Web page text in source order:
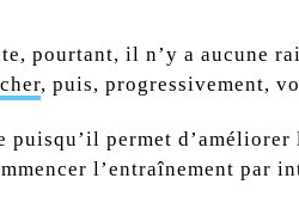
pourtant, il n’y a aucune
, puis, progressivement,
permet d’améliorer
l’entraînement par